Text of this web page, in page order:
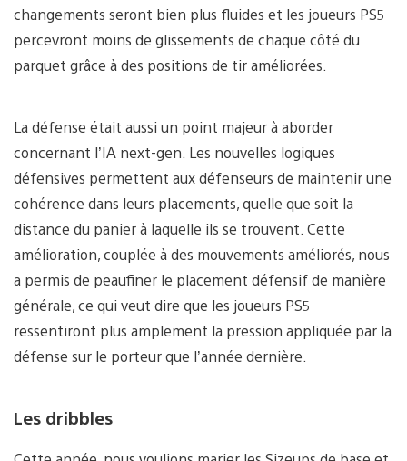
changements seront bien plus fluides et les joueurs PS5
percevront moins de glissements de chaque côté du
parquet grâce à des positions de tir améliorées.
La défense était aussi un point majeur à aborder
concernant l’IA next-gen. Les nouvelles logiques
défensives permettent aux défenseurs de maintenir une
cohérence dans leurs placements, quelle que soit la
distance du panier à laquelle ils se trouvent. Cette
amélioration, couplée à des mouvements améliorés, nous
a permis de peaufiner le placement défensif de manière
générale, ce qui veut dire que les joueurs PS5
ressentiront plus amplement la pression appliquée par la
défense sur le porteur que l’année dernière.
Les dribbles